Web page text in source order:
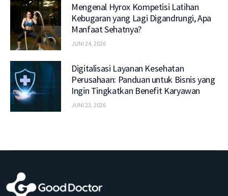
Mengenal Hyrox Kompetisi Latihan
Kebugaran yang Lagi Digandrungi, Apa
Manfaat Sehatnya?
JUNI 24, 2026
Digitalisasi Layanan Kesehatan
Perusahaan: Panduan untuk Bisnis yang
Ingin Tingkatkan Benefit Karyawan
JUNI 23, 2026